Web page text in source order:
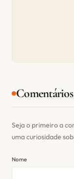
Comentários
Seja o primeiro a
uma curiosidade
Nome